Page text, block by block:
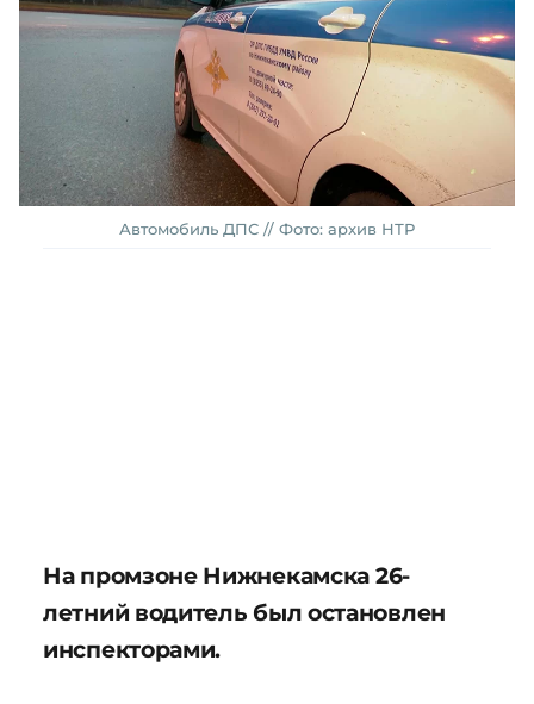
Автомобиль ДПС // Фото: архив НТР
На промзоне Нижнекамска 26-
летний водитель был остановлен
инспекторами.